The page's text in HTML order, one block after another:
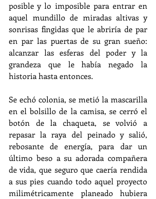
posible y lo imposible para entrar en
aquel mundillo de miradas altivas y
sonrisas fingidas que le abriría de par
en par las puertas de su gran sueño:
alcanzar las esferas del poder y la
grandeza que le había negado la
historia hasta entonces.
Se echó colonia, se metió la mascarilla
en el bolsillo de la camisa, se cerró el
botón de la chaqueta, se volvió a
repasar la raya del peinado y salió,
rebosante de energía, para dar un
último beso a su adorada compañera
de vida, que seguro que caería rendida
a sus pies cuando todo aquel proyecto
milimétricamente planeado hubiera